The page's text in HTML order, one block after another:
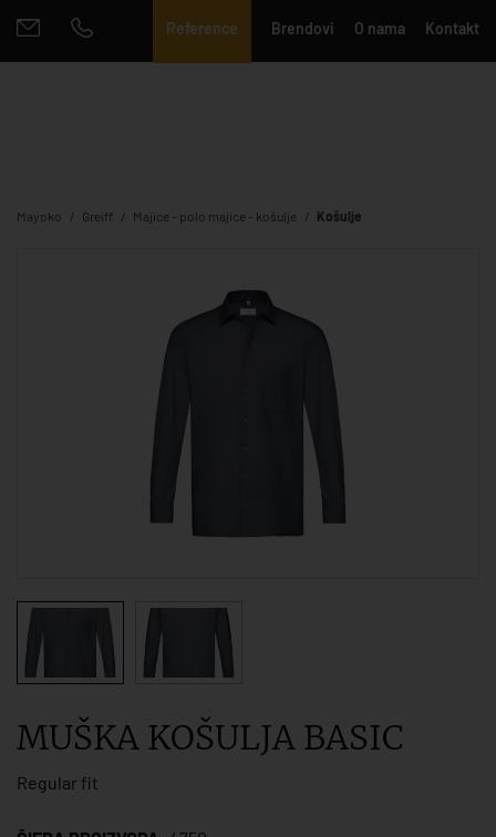
Reference Brendovi O nama Kontakt
Mayoko Greiff Majice - polo majice - košulje Košulje
MUŠKA KOŠULJA BASIC
Regular fit